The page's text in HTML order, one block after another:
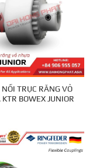
NỐI TRỤC RĂNG VỎ
BOWEX JUNIOR